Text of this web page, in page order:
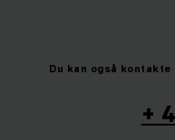
Du kan også
+